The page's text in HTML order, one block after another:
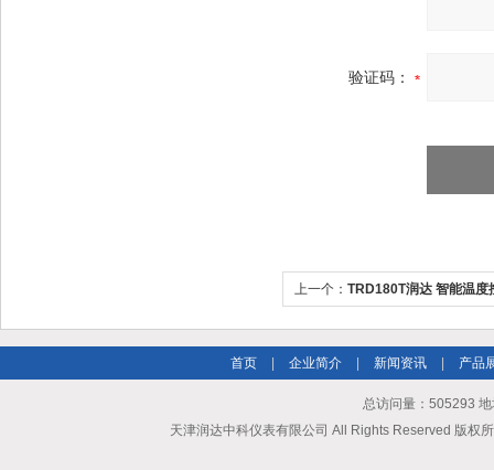
验证码：
上一个： TRD180T润达 智能温度
首页 企业简介 新闻资讯 产品
总访问量：505293
天津润达中科仪表有限公司 All Rights Reserved 版权